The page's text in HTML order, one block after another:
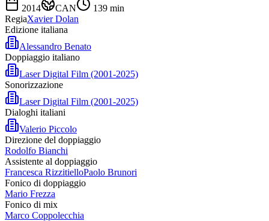
2014 CAN 139 min
RegiaXavier Dolan
Edizione italiana
Alessandro Benato
Doppiaggio italiano
Laser Digital Film (2001-2025)
Sonorizzazione
Laser Digital Film (2001-2025)
Dialoghi italiani
Valerio Piccolo
Direzione del doppiaggio
Rodolfo Bianchi
Assistente al doppiaggio
Francesca RizzitielloPaolo Brunori
Fonico di doppiaggio
Mario Frezza
Fonico di mix
Marco Coppolecchia